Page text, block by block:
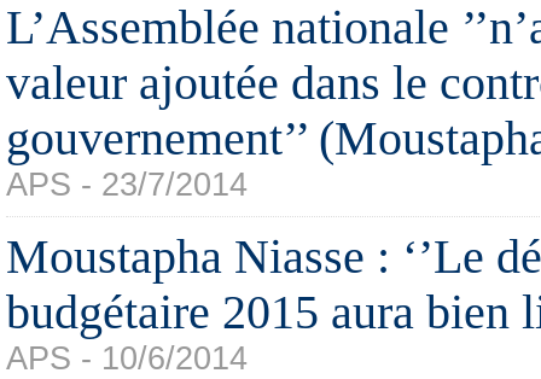
L’Assemblée nationale
valeur ajoutée dans le
gouvernement’’
APS - 23/7/2014
Moustapha Niasse : ‘’Le
budgétaire 2015 aura bien
APS - 10/6/2014